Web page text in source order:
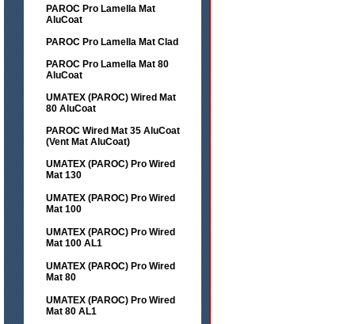
PAROC Pro Lamella Mat
AluCoat
PAROC Pro Lamella Mat Clad
PAROC Pro Lamella Mat 80
AluCoat
UMATEX (PAROC) Wired Mat
80 AluCoat
PAROC Wired Mat 35 AluCoat
(Vent Mat AluCoat)
UMATEX (PAROC) Pro Wired
Mat 130
UMATEX (PAROC) Pro Wired
Mat 100
UMATEX (PAROC) Pro Wired
Mat 100 AL1
UMATEX (PAROC) Pro Wired
Mat 80
UMATEX (PAROC) Pro Wired
Mat 80 AL1